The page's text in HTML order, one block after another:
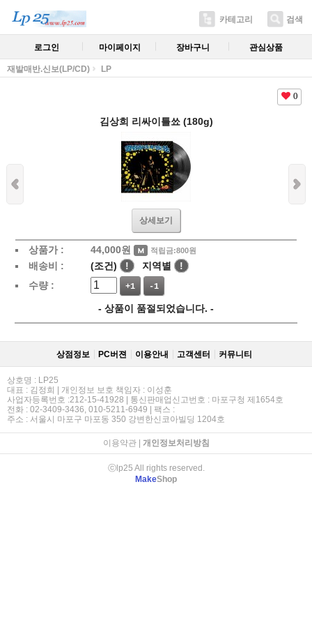
카테고리 검색
로그인 마이페이지 장바구니 관심상품
재발매반.신보(LP/CD) LP
0
김상희 리싸이틀쑈 (180g)
상세보기
상품가 : 44,000원 적립금:800원
배송비 : (조건) ! 지역별
!
수량 :
+1 -1
- 상품이 품절되었습니다. -
상점정보 PC버젼 이용안내 고객센터 커뮤니티
상호명 : LP25
대표 : 김정희 | 개인정보 보호 책임자 : 이성훈
사업자등록번호 :212-15-41928 | 통신판매업신고번호 : 마포구청 제1654호
전화 : 02-3409-3436, 010-5211-6949 | 팩스 :
주소 : 서울시 마포구 마포동 350 강변한신코아빌딩 1204호
이용약관| 개인정보처리방침
ⓒlp25 All rights reserved.
MakeShop